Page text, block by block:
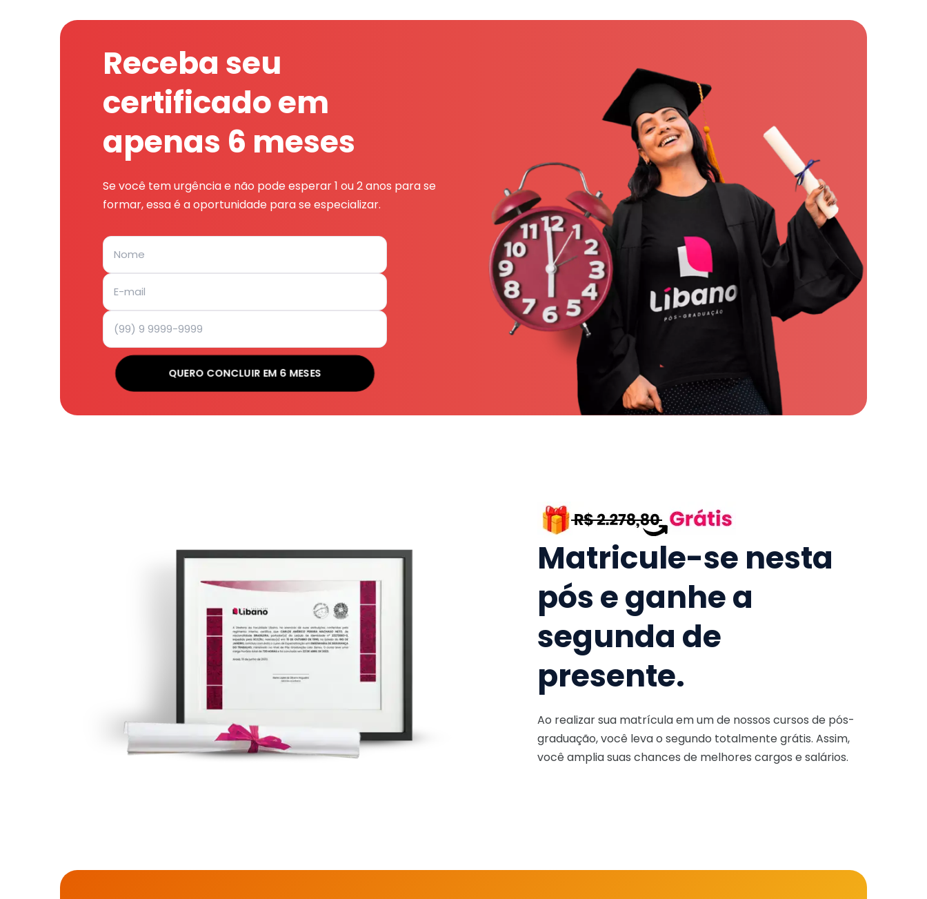
Receba seu
certificado em
apenas 6 meses
Se você tem urgência e não pode esperar 1 ou 2 anos para se
formar, essa é a oportunidade para se especializar.
QUERO CONCLUIR EM 6 MESES
Matricule-se nesta
pós e ganhe a
segunda de
presente.
Ao realizar sua matrícula em um de nossos cursos de pós-
graduação, você leva o segundo totalmente grátis. Assim,
você amplia suas chances de melhores cargos e salários.